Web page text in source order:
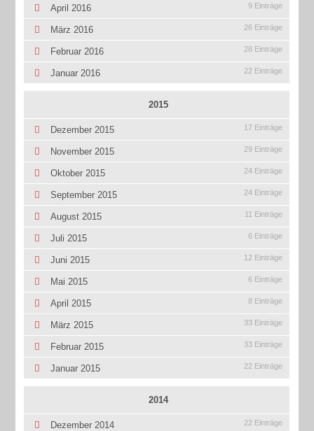
April 2016 9 Einträge
März 2016 26 Einträge
Februar 2016 28 Einträge
Januar 2016 22 Einträge
2015
Dezember 2015 17 Einträge
November 2015 29 Einträge
Oktober 2015 24 Einträge
September 2015 24 Einträge
August 2015 11 Einträge
Juli 2015 6 Einträge
Juni 2015 12 Einträge
Mai 2015 6 Einträge
April 2015 8 Einträge
März 2015 33 Einträge
Februar 2015 33 Einträge
Januar 2015 22 Einträge
2014
Dezember 2014 22 Einträge